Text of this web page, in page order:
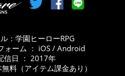
：学園ヒーローRPG
ォーム ： iOS / Android
信日 ： 2017年
料（アイテム課金あり）